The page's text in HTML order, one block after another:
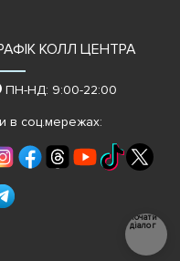
КОЛЛ ЦЕНТРА
ПН-НД: 9:00-22:00
в соц.мережах:
Почати
діалог